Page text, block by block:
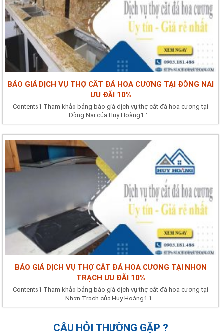
BÁO GIÁ DỊCH VỤ THỢ CẮT ĐÁ HOA CƯƠNG TẠI ĐỒNG NAI
ƯU ĐÃI 10%
Contents1 Tham khảo bảng báo giá dịch vụ thợ cắt đá hoa cương tại
Đồng Nai của Huy Hoàng1.1...
BÁO GIÁ DỊCH VỤ THỢ CẮT ĐÁ HOA CƯƠNG TẠI NHƠN
TRẠCH ƯU ĐÃI 10%
Contents1 Tham khảo bảng báo giá dịch vụ thợ cắt đá hoa cương tại
Nhơn Trạch của Huy Hoàng1.1...
CÂU HỎI THƯỜNG GẶP ?